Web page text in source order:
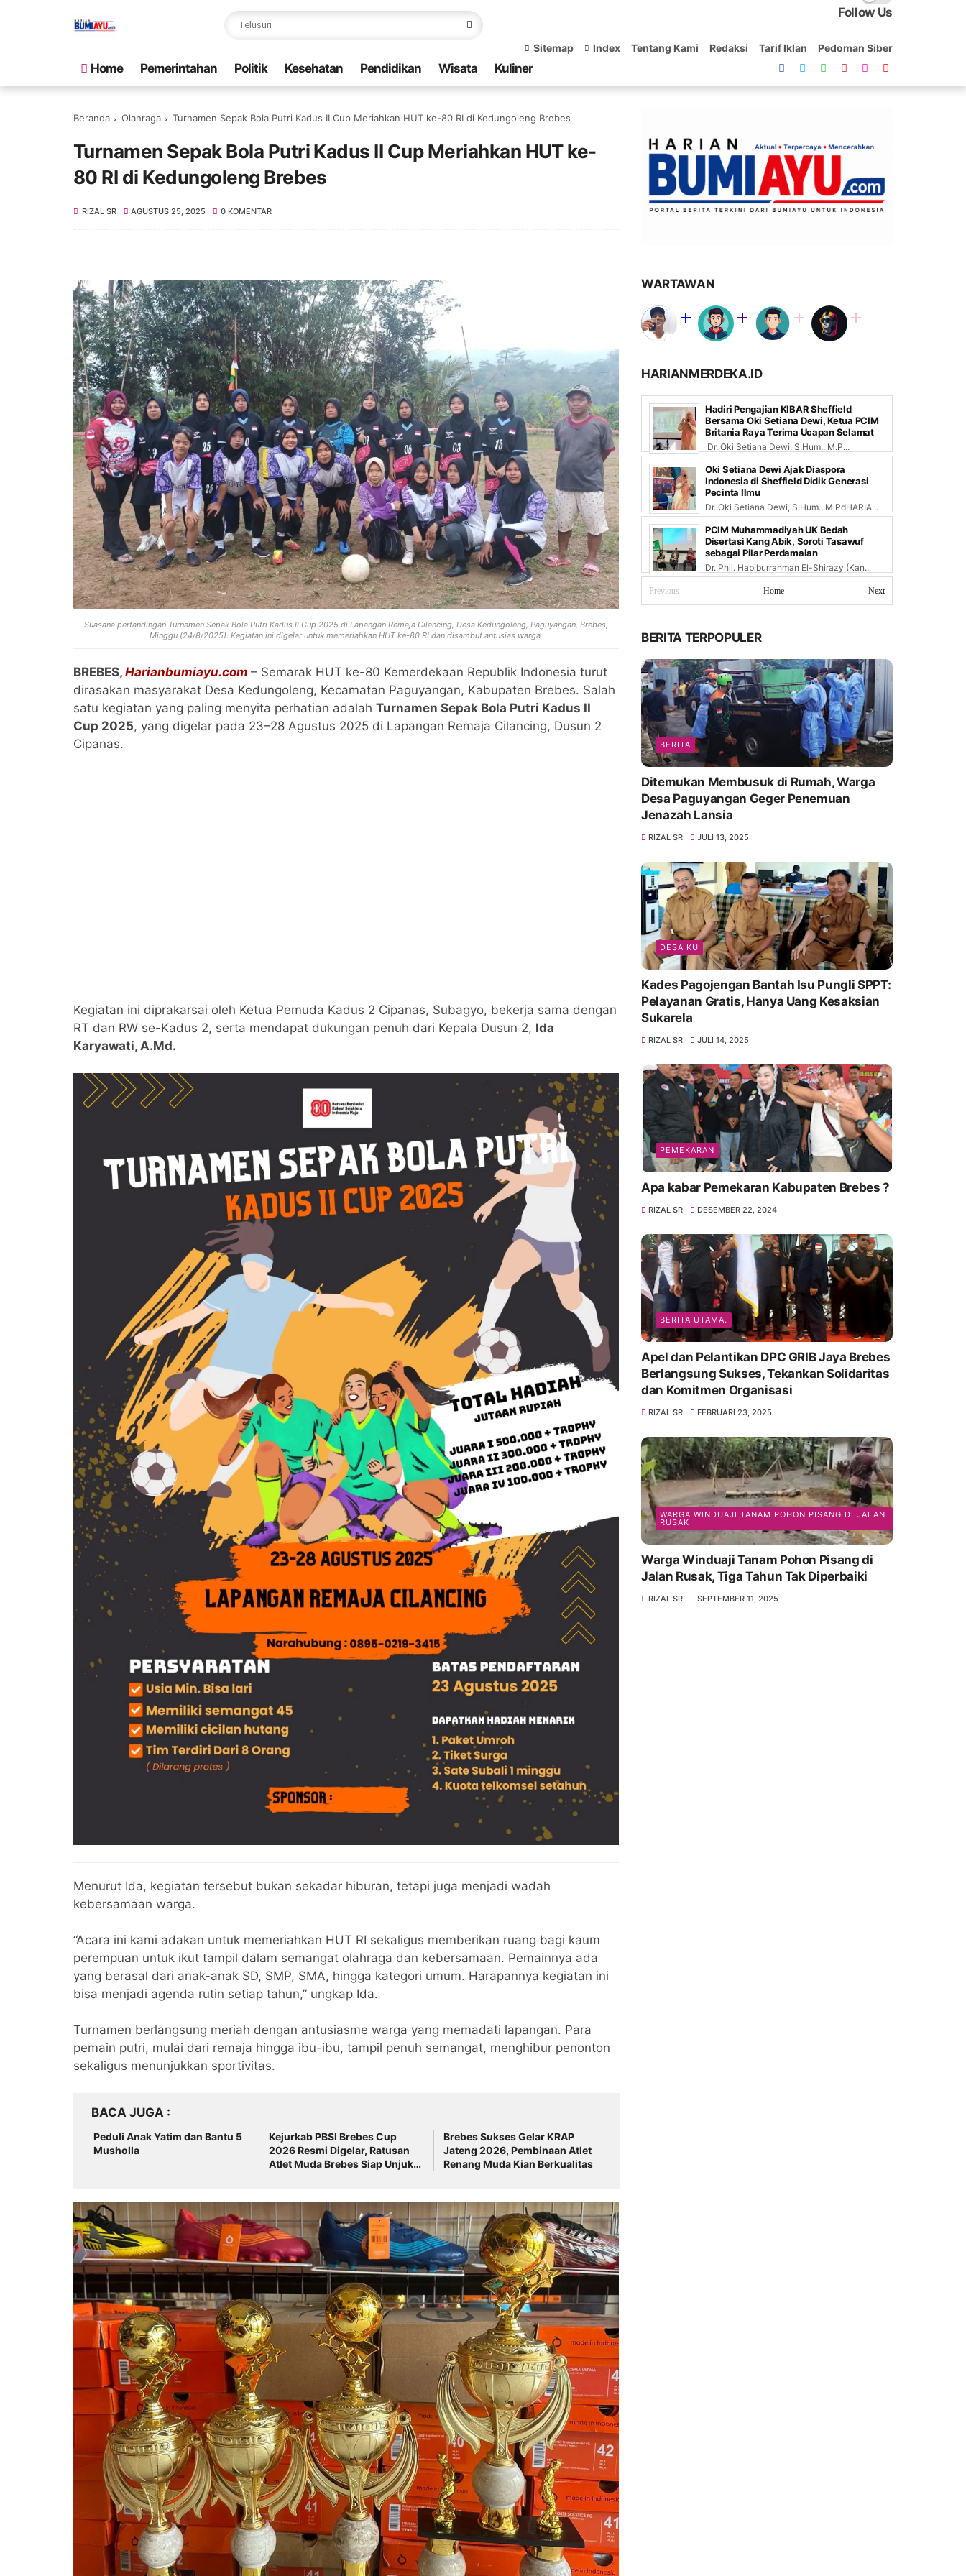
Follow Us
Sitemap Index Tentang Kami Redaksi Tarif Iklan Pedoman Siber
Home Pemerintahan Politik Kesehatan Pendidikan Wisata Kuliner
Beranda Olahraga Turnamen Sepak Bola Putri Kadus II Cup Meriahkan HUT ke-80 RI di Kedungoleng Brebes
Turnamen Sepak Bola Putri Kadus II Cup Meriahkan HUT ke-
80 RI di Kedungoleng Brebes
RIZAL SR AGUSTUS 25, 2025 0 KOMENTAR
Suasana pertandingan Turnamen Sepak Bola Putri Kadus II Cup 2025 di Lapangan Remaja Cilancing, Desa Kedungoleng, Paguyangan, Brebes,
Minggu (24/8/2025). Kegiatan ini digelar untuk memeriahkan HUT ke-80 RI dan disambut antusias warga.
BREBES, Harianbumiayu.com – Semarak HUT ke-80 Kemerdekaan Republik Indonesia turut
dirasakan masyarakat Desa Kedungoleng, Kecamatan Paguyangan, Kabupaten Brebes. Salah
satu kegiatan yang paling menyita perhatian adalah Turnamen Sepak Bola Putri Kadus II
Cup 2025, yang digelar pada 23–28 Agustus 2025 di Lapangan Remaja Cilancing, Dusun 2
Cipanas.
Kegiatan ini diprakarsai oleh Ketua Pemuda Kadus 2 Cipanas, Subagyo, bekerja sama dengan
RT dan RW se-Kadus 2, serta mendapat dukungan penuh dari Kepala Dusun 2, Ida
Karyawati, A.Md.
Menurut Ida, kegiatan tersebut bukan sekadar hiburan, tetapi juga menjadi wadah
kebersamaan warga.
“Acara ini kami adakan untuk memeriahkan HUT RI sekaligus memberikan ruang bagi kaum
perempuan untuk ikut tampil dalam semangat olahraga dan kebersamaan. Pemainnya ada
yang berasal dari anak-anak SD, SMP, SMA, hingga kategori umum. Harapannya kegiatan ini
bisa menjadi agenda rutin setiap tahun,” ungkap Ida.
Turnamen berlangsung meriah dengan antusiasme warga yang memadati lapangan. Para
pemain putri, mulai dari remaja hingga ibu-ibu, tampil penuh semangat, menghibur penonton
sekaligus menunjukkan sportivitas.
BACA JUGA
Peduli Anak Yatim dan Bantu 5
Musholla
Kejurkab PBSI Brebes Cup
2026 Resmi Digelar, Ratusan
Atlet Muda Brebes Siap Unjuk
Brebes Sukses Gelar KRAP
Jateng 2026, Pembinaan Atlet
Renang Muda Kian Berkualitas
WARTAWAN
HARIANMERDEKA.ID
Hadiri Pengajian KIBAR Sheffield
Bersama Oki Setiana Dewi, Ketua PCIM
Britania Raya Terima Ucapan Selamat
Dr. Oki Setiana Dewi, S.Hum., M.P...
Oki Setiana Dewi Ajak Diaspora
Indonesia di Sheffield Didik Generasi
Pecinta Ilmu
Dr. Oki Setiana Dewi, S.Hum., M.PdHARIA...
PCIM Muhammadiyah UK Bedah
Disertasi Kang Abik, Soroti Tasawuf
sebagai Pilar Perdamaian
Dr. Phil. Habiburrahman El-Shirazy (Kan...
Previous Next
Home
BERITA TERPOPULER
BERITA
Ditemukan Membusuk di Rumah, Warga
Desa Paguyangan Geger Penemuan
Jenazah Lansia
RIZAL SR JULI 13, 2025
DESA KU
Kades Pagojengan Bantah Isu Pungli SPPT:
Pelayanan Gratis, Hanya Uang Kesaksian
Sukarela
RIZAL SR JULI 14, 2025
PEMEKARAN
Apa kabar Pemekaran Kabupaten Brebes ?
RIZAL SR DESEMBER 22, 2024
BERITA UTAMA.
Apel dan Pelantikan DPC GRIB Jaya Brebes
Berlangsung Sukses, Tekankan Solidaritas
dan Komitmen Organisasi
RIZAL SR FEBRUARI 23, 2025
WARGA WINDUAJI TANAM POHON PISANG DI JALAN
RUSAK
Warga Winduaji Tanam Pohon Pisang di
Jalan Rusak, Tiga Tahun Tak Diperbaiki
RIZAL SR SEPTEMBER 11, 2025